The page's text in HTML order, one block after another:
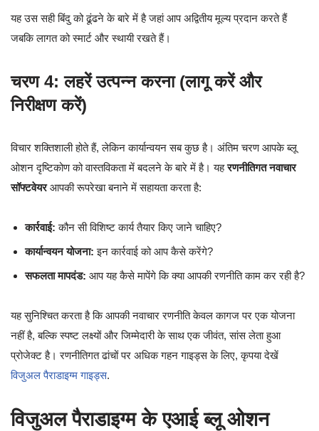
यह उस सही बिंदु को ढूंढने के बारे में है जहां आप अद्वितीय मूल्य प्रदान करते हैं
जबकि लागत को स्मार्ट और स्थायी रखते हैं।
चरण 4: लहरें उत्पन्न करना (लागू करें और
निरीक्षण करें)
विचार शक्तिशाली होते हैं, लेकिन कार्यान्वयन सब कुछ है। अंतिम चरण आपके ब्लू
ओशन दृष्टिकोण को वास्तविकता में बदलने के बारे में है। यहरणनीतिगत नवाचार
सॉफ्टवेयरआपकी रूपरेखा बनाने में सहायता करता है:
कार्रवाई: कौन सी विशिष्ट कार्य तैयार किए जाने चाहिए?
कार्यान्वयन योजना: इन कार्रवाई को आप कैसे करेंगे?
सफलता मापदंड: आप यह कैसे मापेंगे कि क्या आपकी रणनीति काम कर रही है?
यह सुनिश्चित करता है कि आपकी नवाचार रणनीति केवल कागज पर एक योजना
नहीं है, बल्कि स्पष्ट लक्ष्यों और जिम्मेदारी के साथ एक जीवंत, सांस लेता हुआ
प्रोजेक्ट है। रणनीतिगत ढांचों पर अधिक गहन गाइड्स के लिए, कृपया देखें
विजुअल पैराडाइग्म गाइड्स.
विजुअल पैराडाइग्म के एआई ब्लू ओशन